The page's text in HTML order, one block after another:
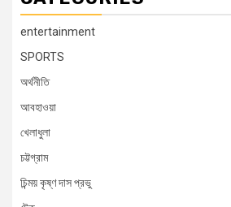
entertainment
SPORTS
অর্থনীতি
আবহাওয়া
খেলাধুলা
চট্টগ্রাম
চিন্ময় কৃষ্ণ দাস প্রভু